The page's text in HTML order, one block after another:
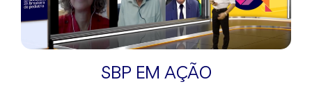
SBP EM AÇÃO